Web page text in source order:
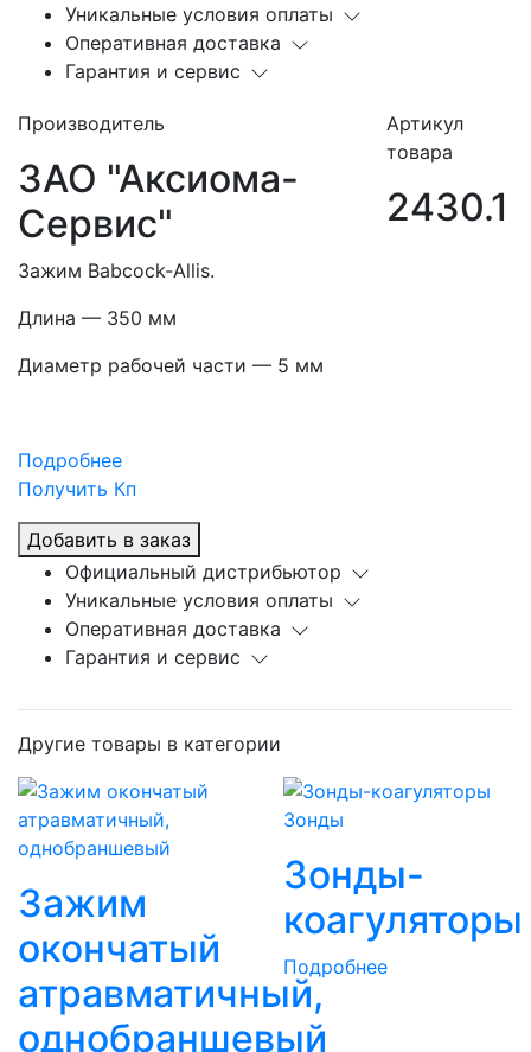
Уникальные условия оплаты
Оперативная доставка
Гарантия и сервис
Производитель
ЗАО "Аксиома-
Сервис"
Артикул
товара
2430.1
Зажим Babcock-Allis.
Длина — 350 мм
Диаметр рабочей части — 5 мм
Подробнее
Получить Кп
Добавить в заказ
Официальный дистрибьютор
Уникальные условия оплаты
Оперативная доставка
Гарантия и сервис
Другие товары в категории
Зажим
окончатый
атравматичный,
однобраншевый
Зонды
Зонды-
коагуляторы
Подробнее